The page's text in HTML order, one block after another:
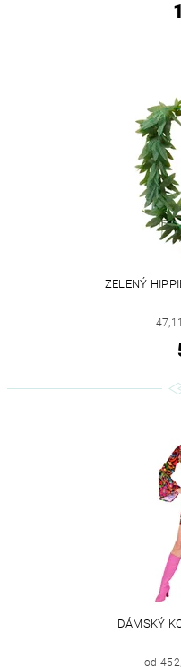
ZELENÝ
DÁMSKÝ
od